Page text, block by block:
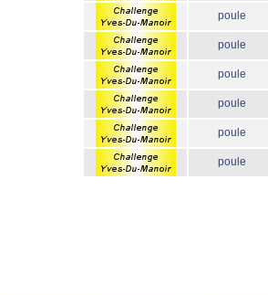
poule
poule
poule
poule
poule
poule